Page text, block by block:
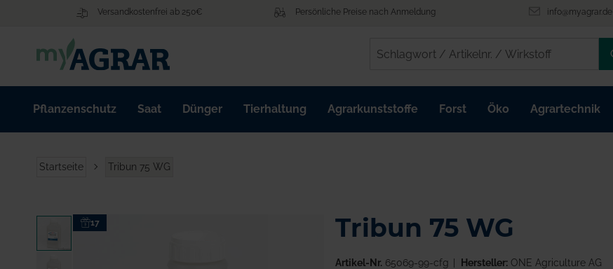
Versandkostenfrei ab 250€ Persönliche Preise nach Anmeldung info@myagrar.de
Pflanzenschutz Saat Dünger Tierhaltung Agrarkunststoffe Forst Öko Agrartechnik
Startseite Tribun 75 WG
Zum
Ende
der
17 Tribun 75 WG
Artikel-Nr. 65069-99-cfg Hersteller:ONE Agriculture AG